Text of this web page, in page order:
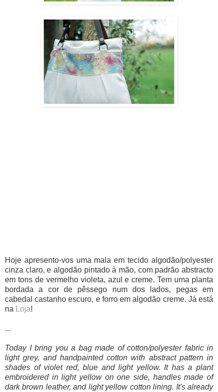
Hoje apresento-vos uma mala em tecido algodão/polyester
cinza claro, e algodão pintado à mão, com padrão abstracto
em tons de vermelho violeta, azul e creme. Tem uma planta
bordada a cor de pêssego num dos lados, pegas em
cabedal castanho escuro, e forro em algodão creme. Já está
na
Loja!
...
Today I bring you a bag made of cotton/polyester fabric in
light grey, and handpainted cotton with abstract pattern in
shades of violet red, blue and light yellow. It has a plant
embroidered in light yellow on one side, handles made of
dark brown leather, and light yellow cotton lining. It's already